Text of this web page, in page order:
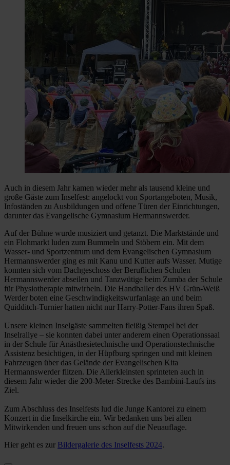
Auch in diesem Jahr kamen wieder mehr als tausend kleine und
große Gäste zum Inselfest: angelockt von Sportangeboten, Musik,
Infoständen zu Ausbildungen und offene Türen der Einrichtungen,
darunter das Evangelische Gymnasium Hermannswerder.
Auf der Bühne wurde musiziert und getanzt. Die Marktstände und
ein Flohmarkt luden zum Bummeln und Stöbern ein. Mit dem
Wasser- und Sportzentrum und dem Evangelischen Gymnasium
Hermannswerder ging es mit Kanu und Kutter aufs Wasser. Mutige
konnten sich vom Dachgeschoss der Beruflichen Schulen
Hermannswerder abseilen und Tanzwütige beim Zumba der Schule
für Physiotherapie mitwirbeln. Die Handballer des HV Grün-Weiß
Werder boten eine Geschwindigkeitswurfanlage an und beim
Quidditch-Turnier hatten nicht nur Harry-Potter-Fans ihren Spaß.
Unsere kleinen Inselgäste sammelten fleißig Stempel bei der
Inselrallye – sie konnten dabei unter anderem einen Operationssaal
in der Schule für Anästhesietechnische und Operationstechnische
Assistenz besichtigen, in der Hüpfburg springen und mit kleinen
Fahrzeugen über das Gelände der Evangelischen Kita
Hermannswerder flitzen. Die Allerkleinsten sprinteten auch in
diesem Jahr wieder die 200-Meter-Strecke des Bambini-Laufs ins
Ziel.
Zum Abschluss des Inselfests lud die Junge Kantorei zu einem
Konzert in die Inselkirche ein. Wir bedanken uns bei allen
Mitwirkenden und freuen uns schon auf die Neuauflage.
Hier geht es zur Bildergalerie des Inselfests 2024.